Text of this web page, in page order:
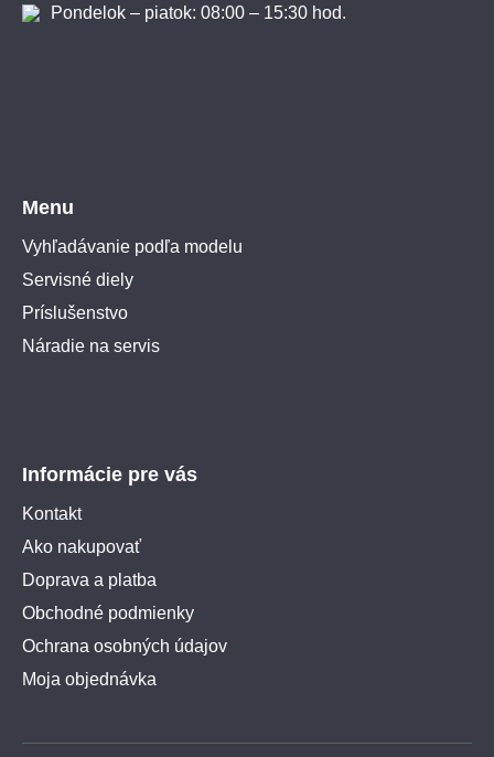
Pondelok – piatok: 08:00 – 15:30 hod.
Menu
Vyhľadávanie podľa modelu
Servisné diely
Príslušenstvo
Náradie na servis
Informácie pre vás
Kontakt
Ako nakupovať
Doprava a platba
Obchodné podmienky
Ochrana osobných údajov
Moja objednávka